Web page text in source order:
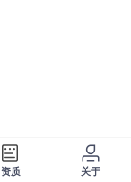
资质 关于